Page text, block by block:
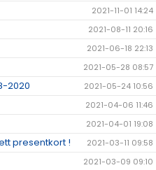
2021-11-01 14:24
2021-08-11 20:16
2021-06-18 22:13
2021-05-28 08:57
2020 2021-05-24 10:56
2021-04-06 11:46
2021-04-01 19:08
presentkort ! 2021-03-11 09:58
2021-03-09 09:10